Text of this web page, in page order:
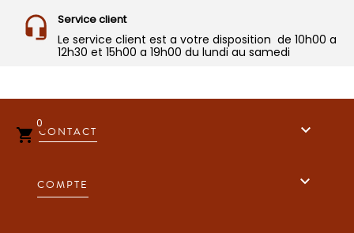
Service client
Le service client est a votre disposition de 10h00 a
12h30 et 15h00 a 19h00 du lundi au samedi
CONTACT 
COMPTE 

0